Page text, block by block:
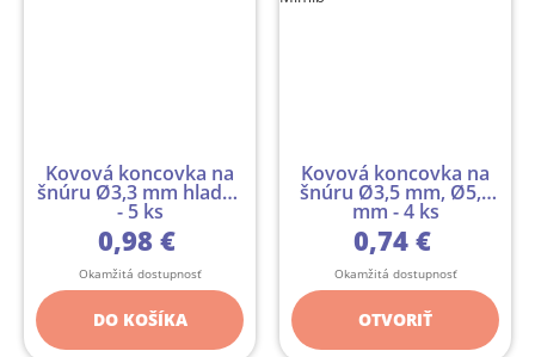
Kovová koncovka na
šnúru Ø3,3 mm hladká
- 5 ks
0,98 €
Okamžitá dostupnosť
DO KOŠÍKA
Kovová koncovka na
šnúru Ø3,5 mm, Ø5,5
mm - 4 ks
0,74 €
Okamžitá dostupnosť
OTVORIŤ